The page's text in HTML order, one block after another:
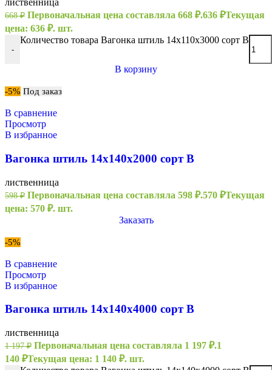
лиственница
668₽ Первоначальная цена составляла 668 ₽.636 ₽Текущая
цена: 636 ₽. шт.
-
Количество товара Вагонка штиль 14х110х3000 сорт В
В корзину
-5% Под заказ
В сравнение
Просмотр
В избранное
Вагонка штиль 14х140х2000 сорт В
лиственница
598₽ Первоначальная цена составляла 598 ₽.570 ₽Текущая
цена: 570 ₽. шт.
Заказать
-5%
В сравнение
Просмотр
В избранное
Вагонка штиль 14х140х4000 сорт В
лиственница
1 197₽ Первоначальная цена составляла 1 197 ₽.1
140 ₽Текущая цена: 1 140 ₽. шт.